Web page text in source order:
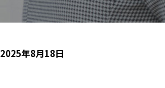
2025年8月18日